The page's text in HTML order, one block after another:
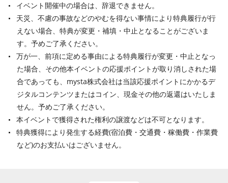
イベント開催中の場合は、辞退できません。
天災、不慮の事故などのやむを得ない事情により特典履行が行
えない場合、特典が変更・補填・中止となることがございま
す。予めご了承ください。
万が一、前項に定める事由による特典履行が変更・中止となっ
た場合、その他本イベントの応援ポイントが取り消しされた場
合であっても、mysta株式会社は当該応援ポイントにかかるデ
ジタルコンテンツまたはコイン、現金その他の返還はいたしま
せん。予めご了承ください。
本イベントで獲得された権利の譲渡などは不可となります。
特典獲得により発生する経費(宿泊費・交通費・稼働費・作業費
など)のお支払いはございません。